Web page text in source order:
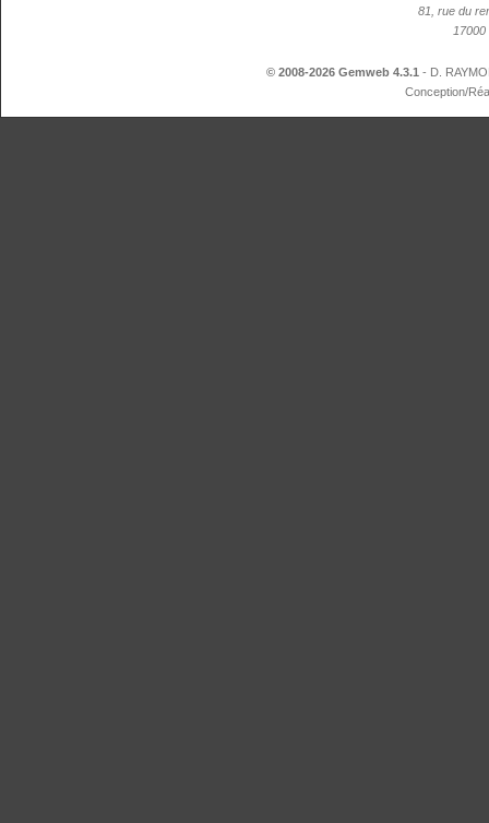
81, rue du
17000
© 2008-2026 Gemweb 4.3.1 - D.
Conception/